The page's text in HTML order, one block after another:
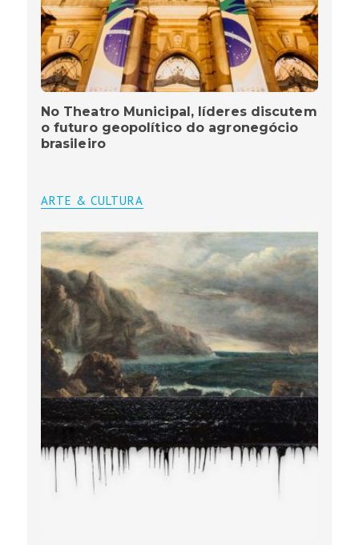
No Theatro Municipal, líderes discutem
o futuro geopolítico do agronegócio
brasileiro
ARTE & CULTURA